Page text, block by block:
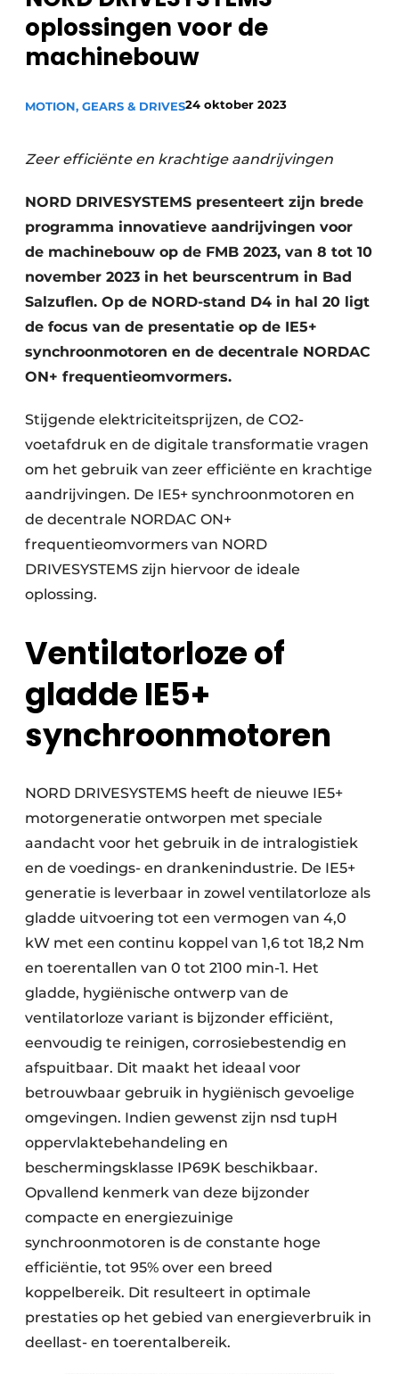
Privacy / Cookie statement
Vacature aanmelden
Video’s
oplossingen voor de
machinebouw
MOTION, GEARS & DRIVES24 oktober 2023
Zeer efficiënte en krachtige aandrijvingen
NORD DRIVESYSTEMS presenteert zijn brede
programma innovatieve aandrijvingen voor
de machinebouw op de FMB 2023, van 8 tot 10
november 2023 in het beurscentrum in Bad
Salzuflen. Op de NORD-stand D4 in hal 20 ligt
de focus van de presentatie op de IE5+
synchroonmotoren en de decentrale NORDAC
ON+ frequentieomvormers.
Stijgende elektriciteitsprijzen, de CO2-
voetafdruk en de digitale transformatie vragen
om het gebruik van zeer efficiënte en krachtige
aandrijvingen. De IE5+ synchroonmotoren en
de decentrale NORDAC ON+
frequentieomvormers van NORD
DRIVESYSTEMS zijn hiervoor de ideale
oplossing.
Ventilatorloze of
gladde IE5+
synchroonmotoren
NORD DRIVESYSTEMS heeft de nieuwe IE5+
motorgeneratie ontworpen met speciale
aandacht voor het gebruik in de intralogistiek
en de voedings- en drankenindustrie. De IE5+
generatie is leverbaar in zowel ventilatorloze als
gladde uitvoering tot een vermogen van 4,0
kW met een continu koppel van 1,6 tot 18,2 Nm
en toerentallen van 0 tot 2100 min-1. Het
gladde, hygiënische ontwerp van de
ventilatorloze variant is bijzonder efficiënt,
eenvoudig te reinigen, corrosiebestendig en
afspuitbaar. Dit maakt het ideaal voor
betrouwbaar gebruik in hygiënisch gevoelige
omgevingen. Indien gewenst zijn nsd tupH
oppervlaktebehandeling en
beschermingsklasse IP69K beschikbaar.
Opvallend kenmerk van deze bijzonder
compacte en energiezuinige
synchroonmotoren is de constante hoge
efficiëntie, tot 95% over een breed
koppelbereik. Dit resulteert in optimale
prestaties op het gebied van energieverbruik in
deellast- en toerentalbereik.